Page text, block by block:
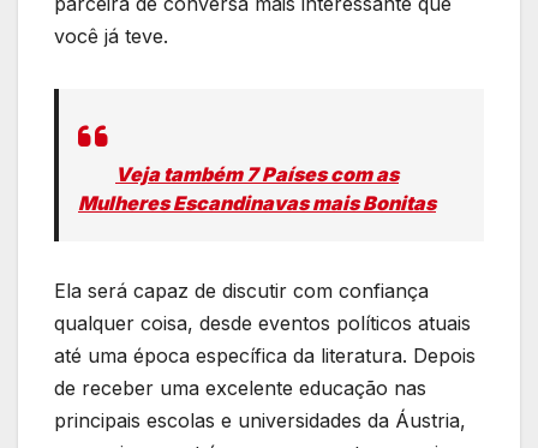
você já teve.
Veja também 7 Países com as
Mulheres Escandinavas mais Bonitas
Ela será capaz de discutir com confiança
qualquer coisa, desde eventos políticos atuais
até uma época específica da literatura. Depois
de receber uma excelente educação nas
principais escolas e universidades da Áustria,